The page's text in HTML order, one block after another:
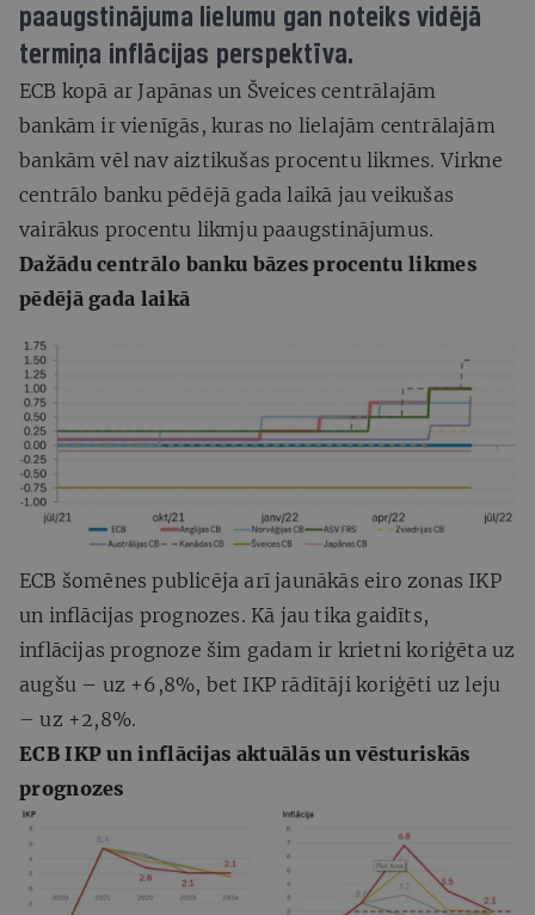
paaugstinājuma lielumu gan noteiks vidējā
termiņa inflācijas perspektīva.
ECB kopā ar Japānas un Šveices centrālajām
bankām ir vienīgās, kuras no lielajām centrālajām
bankām vēl nav aiztikušas procentu likmes. Virkne
centrālo banku pēdējā gada laikā jau veikušas
vairākus procentu likmju paaugstinājumus.
Dažādu centrālo banku bāzes procentu likmes
pēdējā gada laikā
ECB šomēnes publicēja arī jaunākās eiro zonas IKP
un inflācijas prognozes. Kā jau tika gaidīts,
inflācijas prognoze šim gadam ir krietni koriģēta uz
augšu – uz +6,8%, bet IKP rādītāji koriģēti uz leju
– uz +2,8%.
ECB IKP un inflācijas aktuālās un vēsturiskās
prognozes